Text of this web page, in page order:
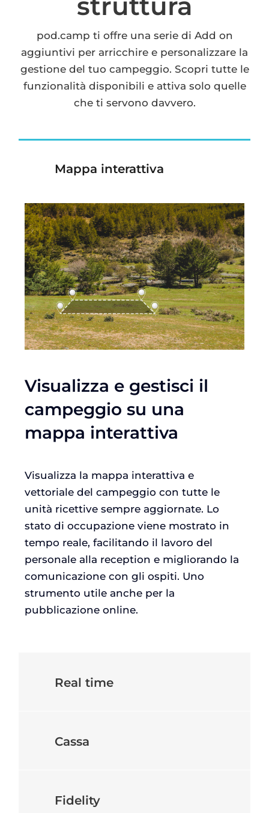
pod.camp ti offre una serie di Add on
aggiuntivi per arricchire e personalizzare la
gestione del tuo campeggio. Scopri tutte le
funzionalità disponibili e attiva solo quelle
che ti servono davvero.
Mappa interattiva
Visualizza e gestisci il
campeggio su una
mappa interattiva
Visualizza la mappa interattiva e
vettoriale del campeggio con tutte le
unità ricettive sempre aggiornate. Lo
stato di occupazione viene mostrato in
tempo reale, facilitando il lavoro del
personale alla reception e migliorando la
comunicazione con gli ospiti. Uno
strumento utile anche per la
pubblicazione online.
Real time
Cassa
Fidelity